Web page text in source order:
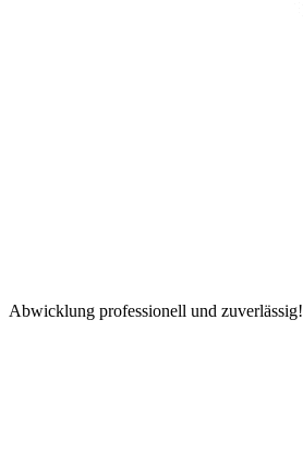
Abwicklung professionell und zuverlässig!